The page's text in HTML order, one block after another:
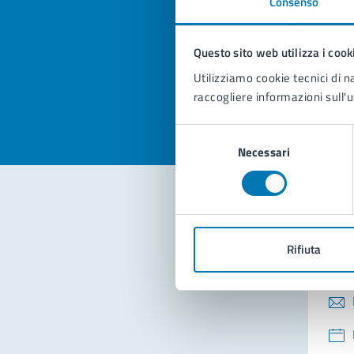
Questo sito web utilizza i
Utilizziamo cookie tecnici di
raccogliere informazioni
consenso
Necessari
Rifiuta